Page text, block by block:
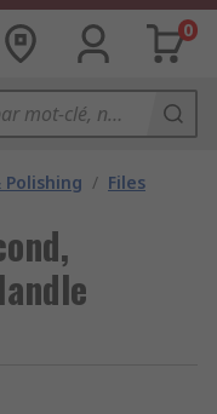
0
Polishing / Files